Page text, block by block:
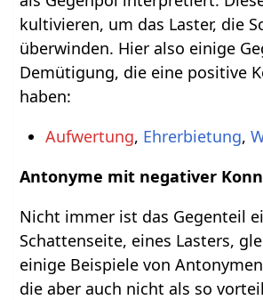
kultivieren, um das Laster, die
überwinden. Hier also einige
Demütigung, die eine positive
haben:
Aufwertung, Ehrerbietung,
Antonyme mit negativer
Nicht immer ist das Gegenteil
Schattenseite, eines Lasters,
einige Beispiele von
die aber auch nicht als so